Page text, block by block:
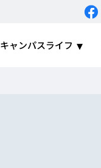
キャンパスライフ